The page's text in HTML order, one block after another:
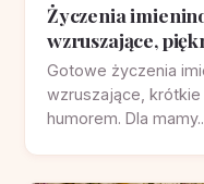
Życzenia
wzruszające,
Gotowe życzenia
wzruszające, krótkie
humorem. Dla